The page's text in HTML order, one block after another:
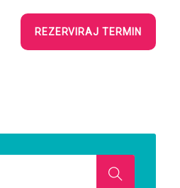
REZERVIRAJ TERMIN